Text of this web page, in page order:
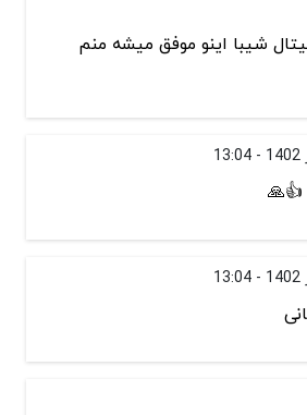
شیبا اینو موفق میشه منم